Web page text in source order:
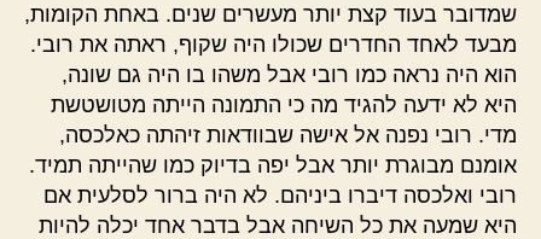
שמדובר בעוד קצת יותר מעשרים שנים. באחת הקומות,
מבעד לאחד החדרים שכולו היה שקוף, ראתה את רובי.
הוא היה נראה כמו רובי אבל משהו בו היה גם שונה,
היא לא ידעה להגיד מה כי התמונה הייתה מטושטשת
מדי. רובי נפנה אל אישה שבוודאות זיהתה כאלכסה,
אומנם מבוגרת יותר אבל יפה בדיוק כמו שהייתה תמיד.
רובי ואלכסה דיברו ביניהם. לא היה ברור לסלעית אם
היא שמעה את כל השיחה אבל בדבר אחד יכלה להיות